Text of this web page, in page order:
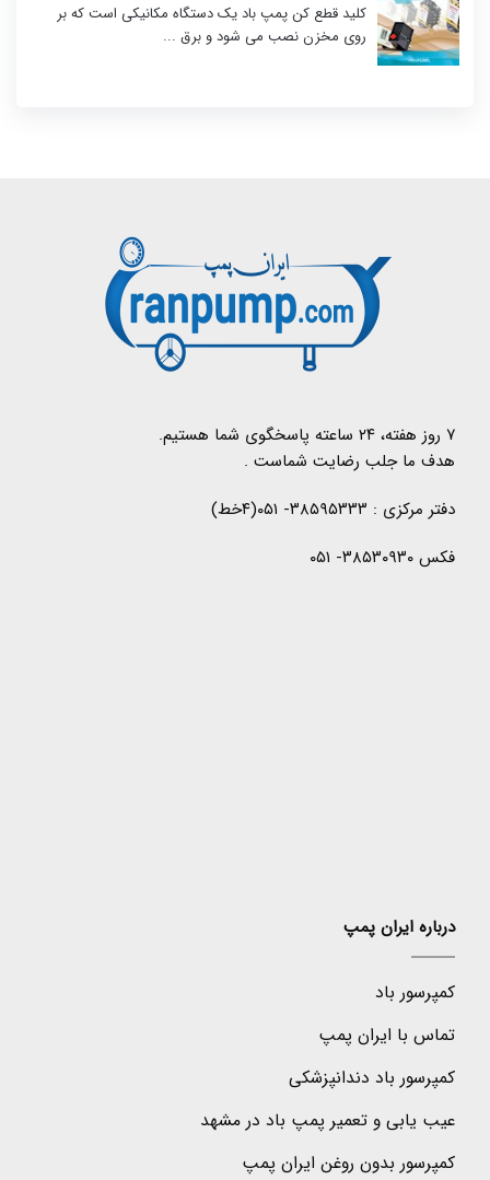
کلید قطع کن پمپ باد یک دستگاه مکانیکی است که بر
روی مخزن نصب می شود و برق ...
۷ روز هفته، ۲۴ ساعته پاسخگوی شما هستیم.
هدف ما جلب رضایت شماست .
دفتر مرکزی : ۳۸۵۹۵۳۳۳- ۰۵۱(۴خط)
فکس ۳۸۵۳۰۹۳۰- ۰۵۱
درباره ایران پمپ
کمپرسور باد
تماس با ایران پمپ
کمپرسور باد دندانپزشکی
عیب یابی و تعمیر پمپ باد در مشهد
کمپرسور بدون روغن ایران پمپ